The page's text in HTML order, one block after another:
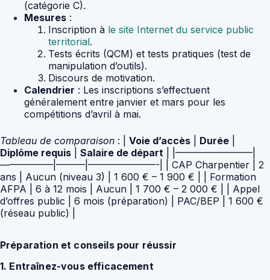
(catégorie C).
Mesures :
Inscription à le site Internet du service public
territorial.
Tests écrits (QCM) et tests pratiques (test de
manipulation d’outils).
Discours de motivation.
Calendrier : Les inscriptions s’effectuent
généralement entre janvier et mars pour les
compétitions d’avril à mai.
Tableau de comparaison : | Voie d’accès Durée
Diplôme requis
Salaire de départ | |————————|
—————–|———|———————-| | CAP Charpentier | 2
ans | Aucun (niveau 3) | 1 600 € – 1 900 € | | Formation
AFPA | 6 à 12 mois | Aucun | 1 700 € – 2 000 € | | Appel
d’offres public | 6 mois (préparation) | PAC/BEP | 1 600 €
(réseau public) |
Préparation et conseils pour réussir
1. Entraînez-vous efficacement